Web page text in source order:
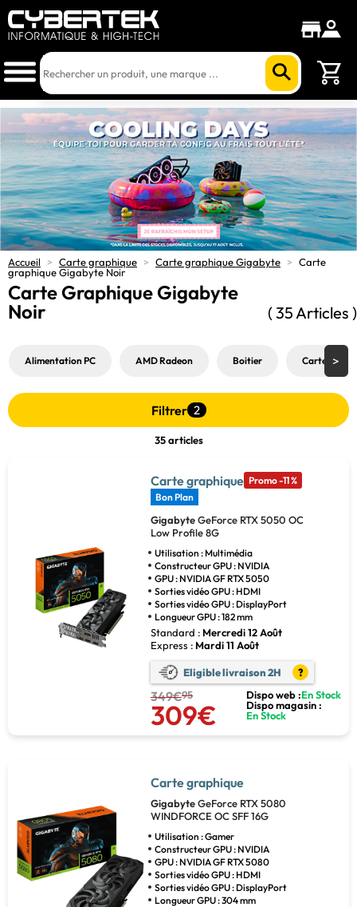
Accueil > Carte graphique > Carte graphique Gigabyte > Carte
graphique Gigabyte Noir
Carte Graphique Gigabyte
Noir
( 35 Articles )
Alimentation PC AMD Radeon Boitier Carte
Filtrer 2
35 articles
Carte graphique Promo -11 %
Bon Plan
GigabyteGeForce RTX 5050 OC
Low Profile 8G
Utilisation : Multimédia
Constructeur GPU : NVIDIA
GPU : NVIDIA GF RTX 5050
Sorties vidéo GPU : HDMI
Sorties vidéo GPU : DisplayPort
Longueur GPU : 182 mm
Standard : Mercredi 12 Août
Express : Mardi 11 Août
Eligible livraison 2H ?
349€95
309€
Dispo web :En Stock
Dispo magasin :
En Stock
Carte graphique
GigabyteGeForce RTX 5080
WINDFORCE OC SFF 16G
Utilisation : Gamer
Constructeur GPU : NVIDIA
GPU : NVIDIA GF RTX 5080
Sorties vidéo GPU : HDMI
Sorties vidéo GPU : DisplayPort
Longueur GPU : 304 mm